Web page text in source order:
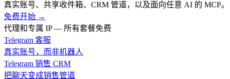
真实账号、共享收件箱、CRM 管道，以及面向任意 AI 的 MCP。
免费开始 →
代理和专属 IP — 所有套餐免费
Telegram 客服
真实账号，而非机器人
Telegram 销售 CRM
把聊天变成销售管道